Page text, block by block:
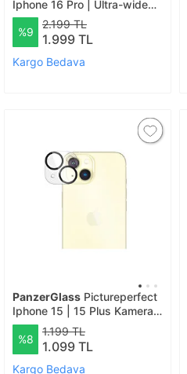
Iphone 16 Pro | Ultra-wide
Fit Çerçeve Aparatlı 2 Yönlü
Gizli/hayalet Ekranlı Koruyucu
%9
2.199 TL
1.999 TL
Kargo Bedava
PanzerGlass Pictureperfect
Iphone 15 | 15 Plus Kamera
Lens Koruyucu
%8
1.199 TL
1.099 TL
Kargo Bedava